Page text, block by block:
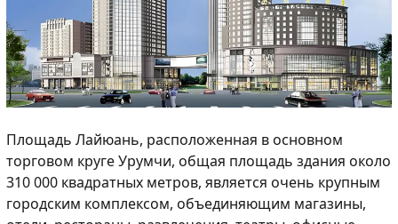
Площадь Лайюань, расположенная в основном
торговом круге Урумчи, общая площадь здания около
310 000 квадратных метров, является очень крупным
городским комплексом, объединяющим магазины,